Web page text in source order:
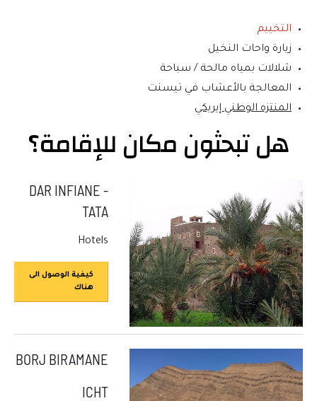
التخييم
زيارة واحات النخيل
شلالات بمياه مالحة / سباحة
المعالجة بالأعشاب في تيسنت
المنتزه الوطني إيريكي
هل تبحثون مكان للإقامة؟
DAR INFIANE -
TATA
Hotels
كيفية الوصول الى
هناك
BORJ BIRAMANE
ICHT